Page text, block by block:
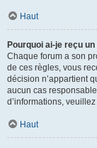
Haut
Pourquoi ai-je reçu
Chaque forum a son
de ces règles, vous
décision n’appartient
aucun cas
d’informations,
Haut